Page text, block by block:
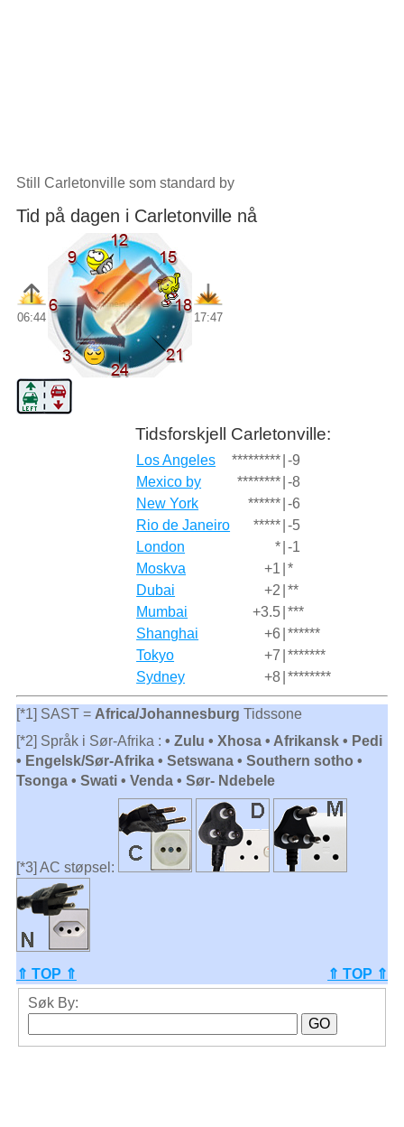
Still Carletonville som standard by
Tid på dagen i Carletonville nå
06:44 17:47
Tidsforskjell Carletonville:
Los Angeles ********* -9
Mexico by
******** -8
New York
****** -6
Rio de Janeiro
***** -5
London
* -1
Moskva
+1 *
Dubai
+2 **
Mumbai
+3.5 ***
Shanghai
+6 ******
Tokyo
+7 *******
Sydney
+8 ********
[*1] SAST = Africa/Johannesburg Tidssone
[*2] Språk i Sør-Afrika : • Zulu • Xhosa • Afrikansk • Pedi
• Engelsk/Sør-Afrika • Setswana • Southern sotho •
Tsonga • Swati • Venda • Sør- Ndebele
[*3] AC støpsel:
⇑ TOP ⇑
⇑ TOP ⇑
Søk By: